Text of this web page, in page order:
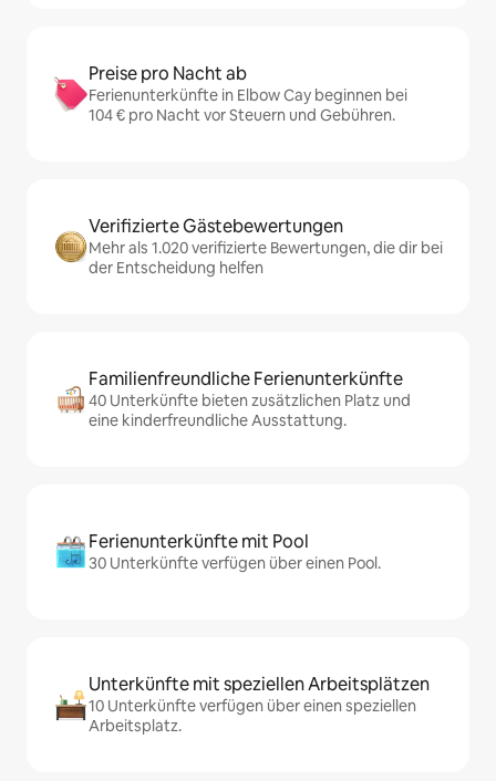
Preise pro Nacht ab
Ferienunterkünfte in Elbow Cay beginnen bei
104 € pro Nacht vor Steuern und Gebühren.
Verifizierte Gästebewertungen
Mehr als 1.020 verifizierte Bewertungen, die dir bei
der Entscheidung helfen
Familienfreundliche Ferienunterkünfte
40 Unterkünfte bieten zusätzlichen Platz und
eine kinderfreundliche Ausstattung.
Ferienunterkünfte mit Pool
30 Unterkünfte verfügen über einen Pool.
Unterkünfte mit speziellen Arbeitsplätzen
10 Unterkünfte verfügen über einen speziellen
Arbeitsplatz.